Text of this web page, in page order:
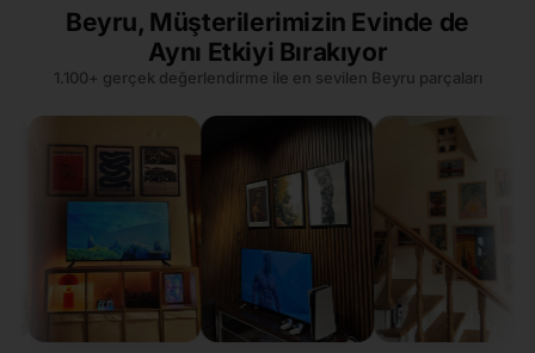
Beyru, Müşterilerimizin Evinde de
Aynı Etkiyi Bırakıyor
1.100+ gerçek değerlendirme ile en sevilen Beyru parçaları